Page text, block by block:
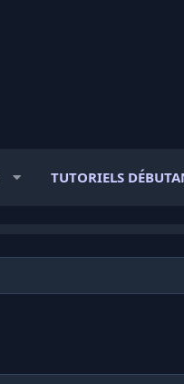
TUTORIELS